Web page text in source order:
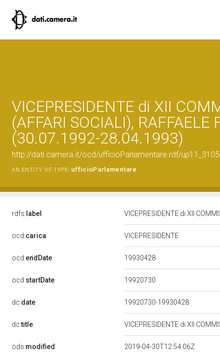
VICEPRESIDENTE di XII
(AFFARI SOCIALI), RAFFAELE
(30.07.1992-28.04.1993)
http://dati.camera.it/ocd/ufficioParlamentare.rdf/
AN ENTITY OF TYPE: ufficioParlamentare
rdfs: label VICEPRESIDENTE di XII
ocd:carica VICEPRESIDENTE
ocd:endDate 19930428
ocd:startDate 19920730
dc:date 19920730-19930428
dc:title VICEPRESIDENTE di XII
ods:modified 2019-04-30T12:54:06Z